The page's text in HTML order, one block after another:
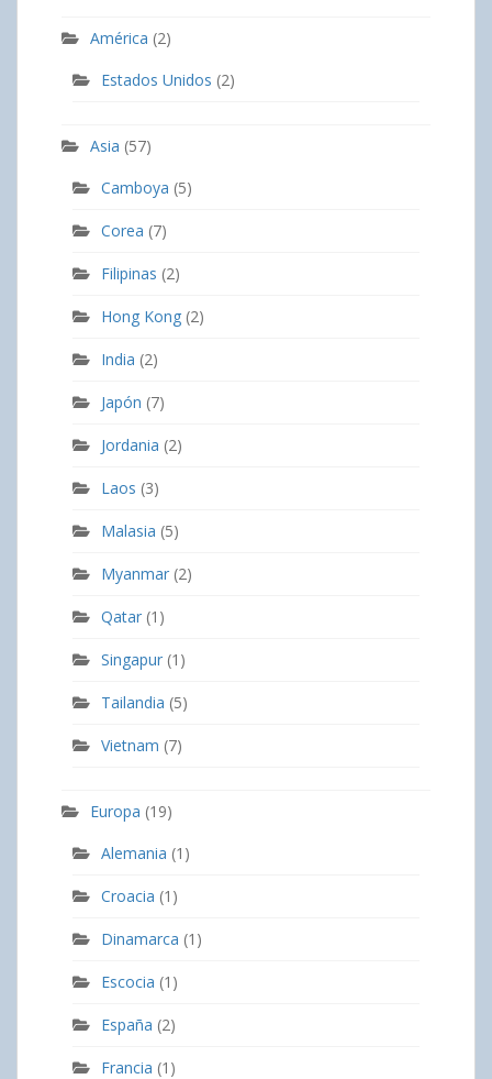
América (2)
Estados Unidos (2)
Asia (57)
Camboya (5)
Corea (7)
Filipinas (2)
Hong Kong (2)
India (2)
Japón (7)
Jordania (2)
Laos (3)
Malasia (5)
Myanmar (2)
Qatar (1)
Singapur (1)
Tailandia (5)
Vietnam (7)
Europa (19)
Alemania (1)
Croacia (1)
Dinamarca (1)
Escocia (1)
España (2)
Francia (1)